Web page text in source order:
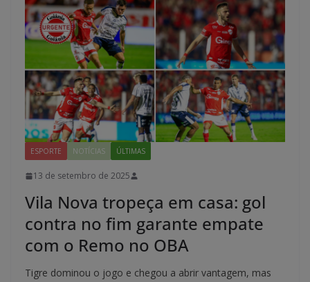
ESPORTE NOTÍCIAS ÚLTIMAS
13 de setembro de 2025
Vila Nova tropeça em casa: gol
contra no fim garante empate
com o Remo no OBA
Tigre dominou o jogo e chegou a abrir vantagem, mas